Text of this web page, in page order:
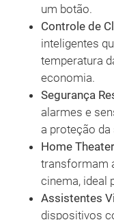
um botão.
Controle de
inteligentes
temperatura
economia.
Segurança
alarmes e
a proteção da
Home
transformam
cinema, ideal
Assistentes
dispositivos